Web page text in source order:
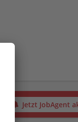
Jetzt JobAgent